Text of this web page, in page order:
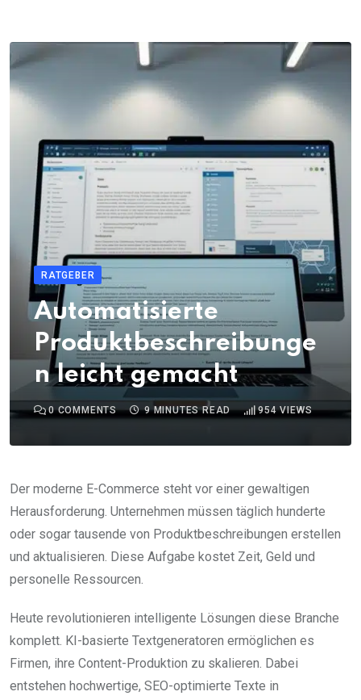
RATGEBER
Automatisierte
Produktbeschreibunge
n leicht gemacht
0COMMENTS 9 MINUTES READ 954VIEWS
Der moderne E-Commerce steht vor einer gewaltigen
Herausforderung. Unternehmen müssen täglich hunderte
oder sogar tausende von Produktbeschreibungen erstellen
und aktualisieren. Diese Aufgabe kostet Zeit, Geld und
personelle Ressourcen.
Heute revolutionieren intelligente Lösungen diese Branche
komplett. KI-basierte Textgeneratoren ermöglichen es
Firmen, ihre Content-Produktion zu skalieren. Dabei
entstehen hochwertige, SEO-optimierte Texte in